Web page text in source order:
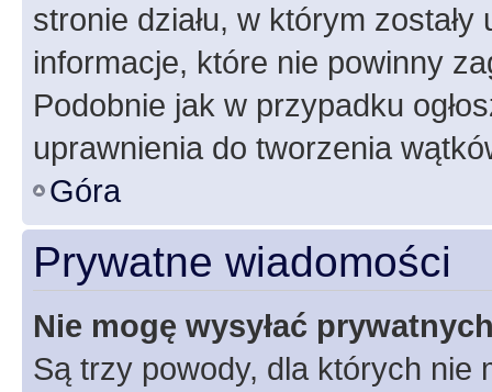
stronie działu, w którym
informacje, które nie powinny
Podobnie jak w przypadku
uprawnienia do tworzenia
Góra
Prywatne wiadomości
Nie mogę wysyłać
Są trzy powody, dla których nie